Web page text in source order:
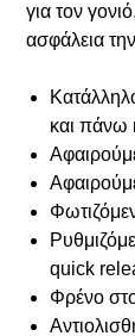
για τον
ασφάλεια
και πάνω
quick
Φρένο